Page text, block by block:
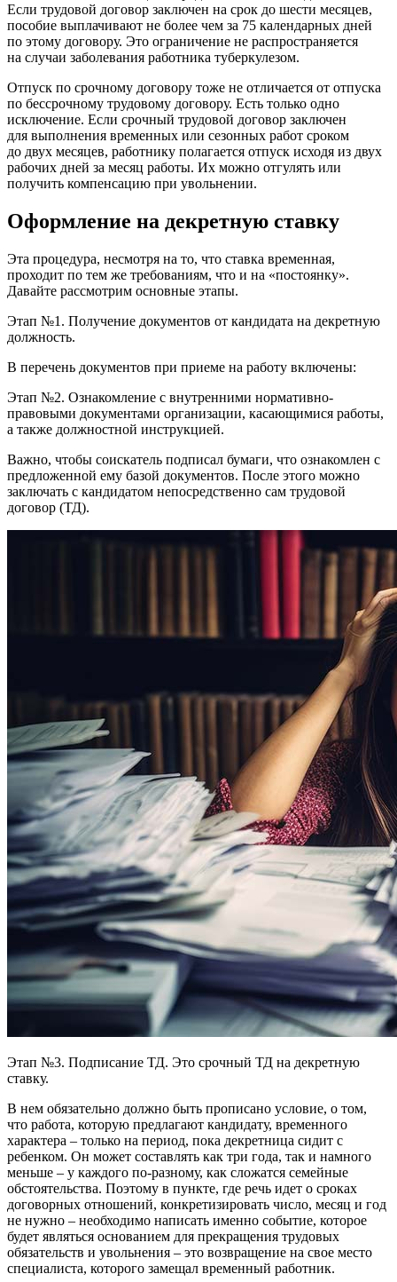
Если трудовой договор заключен на срок до шести месяцев,
пособие выплачивают не более чем за 75 календарных дней
по этому договору. Это ограничение не распространяется
на случаи заболевания работника туберкулезом.
Отпуск по срочному договору тоже не отличается от отпуска
по бессрочному трудовому договору. Есть только одно
исключение. Если срочный трудовой договор заключен
для выполнения временных или сезонных работ сроком
до двух месяцев, работнику полагается отпуск исходя из двух
рабочих дней за месяц работы. Их можно отгулять или
получить компенсацию при увольнении.
Оформление на декретную ставку
Эта процедура, несмотря на то, что ставка временная,
проходит по тем же требованиям, что и на «постоянку».
Давайте рассмотрим основные этапы.
Этап №1. Получение документов от кандидата на декретную
должность.
В перечень документов при приеме на работу включены:
Этап №2. Ознакомление с внутренними нормативно-
правовыми документами организации, касающимися работы,
а также должностной инструкцией.
Важно, чтобы соискатель подписал бумаги, что ознакомлен с
предложенной ему базой документов. После этого можно
заключать с кандидатом непосредственно сам трудовой
договор (ТД).
Этап №3. Подписание ТД. Это срочный ТД на декретную
ставку.
В нем обязательно должно быть прописано условие, о том,
что работа, которую предлагают кандидату, временного
характера – только на период, пока декретница сидит с
ребенком. Он может составлять как три года, так и намного
меньше – у каждого по-разному, как сложатся семейные
обстоятельства. Поэтому в пункте, где речь идет о сроках
договорных отношений, конкретизировать число, месяц и год
не нужно – необходимо написать именно событие, которое
будет являться основанием для прекращения трудовых
обязательств и увольнения – это возвращение на свое место
специалиста, которого замещал временный работник.